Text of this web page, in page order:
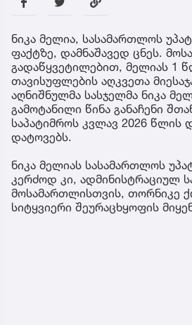
ნიკა მელია, სასამართლოს
ფაქტზე, დამნაშავედ ცნეს.
გადაწყვეტილებით, მელიას 1
თავისუფლების აღკვეთა
აღნიშნულმა სასჯელმა ნიკა
გამოტანილი წინა განაჩენი
საპატიმროს კვლავ 2026 წლის
დატოვებს.
ნიკა მელიას სასამართლოს
კერძოდ კი, ადმინისტრაციულ
მოსამართლისთვის, თორნიკე
სიტყვიერი შეურაცხყოფის